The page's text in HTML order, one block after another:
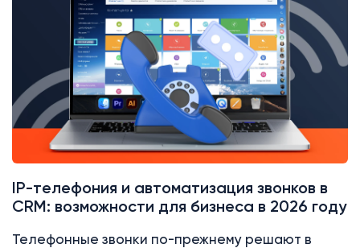
IP-телефония и автоматизация звонков в
CRM: возможности для бизнеса в 2026 году
Телефонные звонки по-прежнему решают в